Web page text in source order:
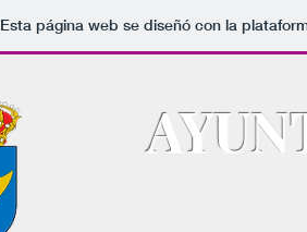
Esta página web se diseñó con la